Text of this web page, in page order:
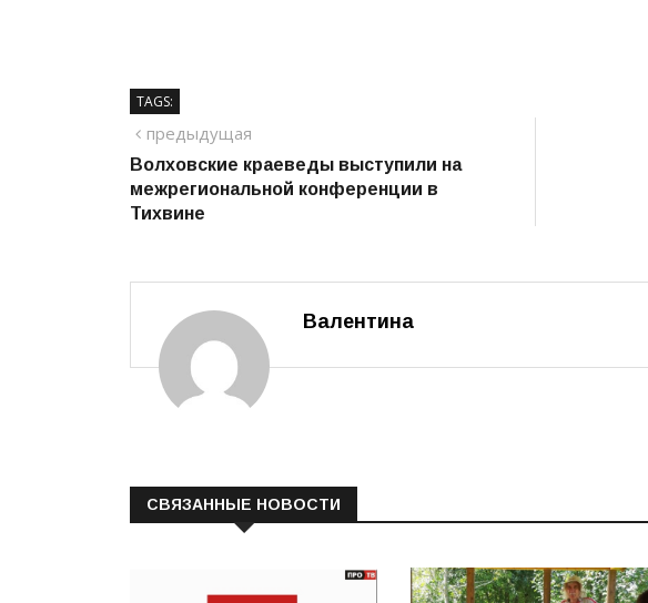
TAGS:
Навигация
по
записям
предыдущая
Волховские краеведы выступили на
межрегиональной конференции в
Тихвине
Валентина
СВЯЗАННЫЕ НОВОСТИ